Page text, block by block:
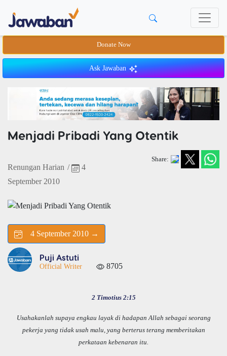
Donate Now
Ask Jawaban
Menjadi Pribadi Yang Otentik
Renungan Harian /
4
September 2010
Share:
4 September 2010 →
Puji Astuti
Official Writer 8705
2 Timotius 2:15
Usahakanlah supaya engkau layak di hadapan Allah sebagai seorang
pekerja yang tidak usah malu, yang berterus terang memberitakan
perkataan kebenaran itu.